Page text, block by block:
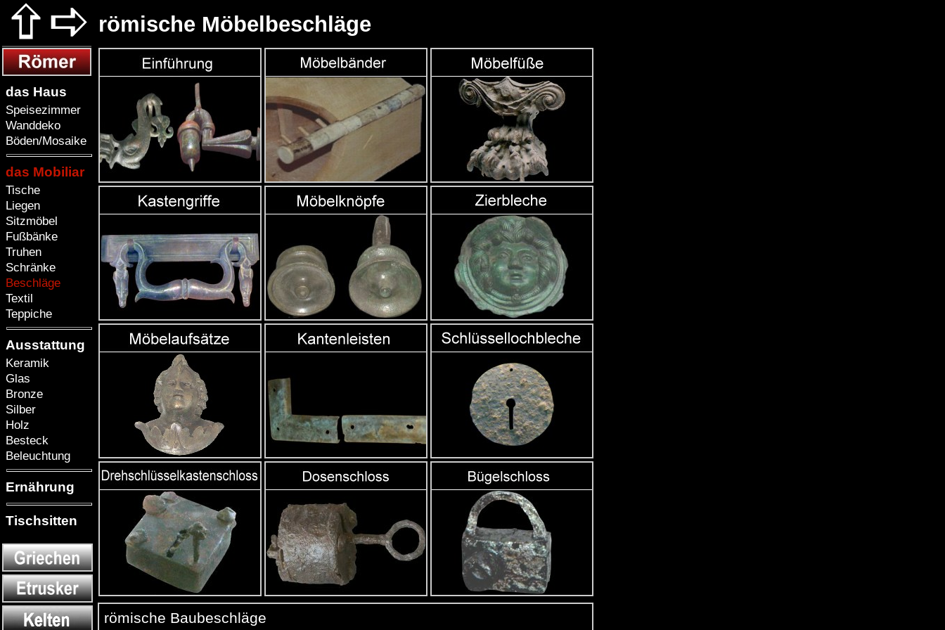
das Haus
Speisezimmer
Wanddeko
Böden/Mosaike
das Mobiliar
Tische
Liegen
Sitzmöbel
Fußbänke
Truhen
Schränke
Beschläge
Textil
Teppiche
Ausstattung
Keramik
Glas
Bronze
Silber
Holz
Besteck
Beleuchtung
Ernährung
Tischsitten
römische Möbelbeschläge
römische Baubeschläge